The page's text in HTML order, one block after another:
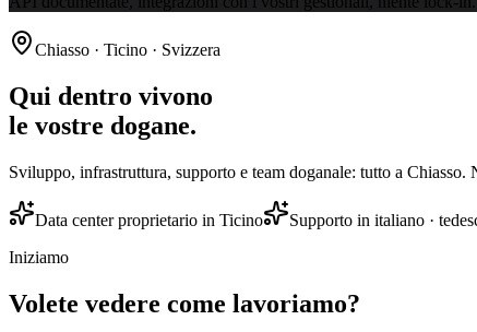
Chiasso · Ticino · Svizzera
Qui dentro vivono
le vostre dogane.
Sviluppo, infrastruttura, supporto e team doganale: tutto a
Data center proprietario in Ticino Supporto in italiano ·
Iniziamo
Volete vedere come lavoriamo?